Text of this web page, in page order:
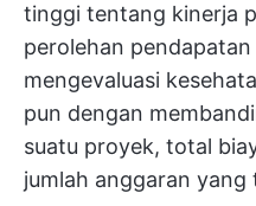
tinggi tentang kinerja
perolehan
mengevaluasi
pun dengan
suatu proyek, total
jumlah anggaran yang